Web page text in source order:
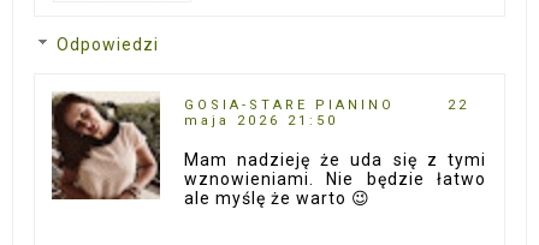
Odpowiedzi
GOSIA-STARE PIANINO
22
maja 2026 21:50
Mam nadzieję że uda się z tymi
wznowieniami. Nie będzie łatwo
ale myślę że warto 😉